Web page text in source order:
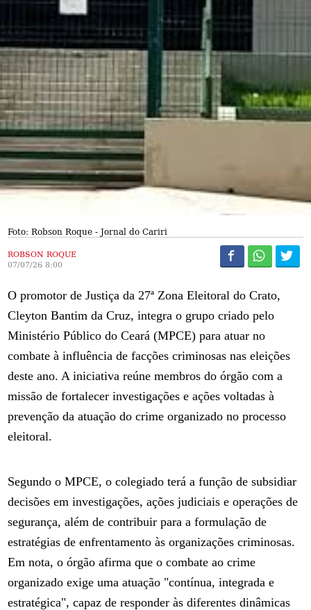
Foto: Robson Roque - Jornal do Cariri
ROBSON ROQUE
07/07/26 8:00
O promotor de Justiça da 27ª Zona Eleitoral do Crato,
Cleyton Bantim da Cruz, integra o grupo criado pelo
Ministério Público do Ceará (MPCE) para atuar no
combate à influência de facções criminosas nas eleições
deste ano. A iniciativa reúne membros do órgão com a
missão de fortalecer investigações e ações voltadas à
prevenção da atuação do crime organizado no processo
eleitoral.
Segundo o MPCE, o colegiado terá a função de subsidiar
decisões em investigações, ações judiciais e operações de
segurança, além de contribuir para a formulação de
estratégias de enfrentamento às organizações criminosas.
Em nota, o órgão afirma que o combate ao crime
organizado exige uma atuação "contínua, integrada e
estratégica", capaz de responder às diferentes dinâmicas